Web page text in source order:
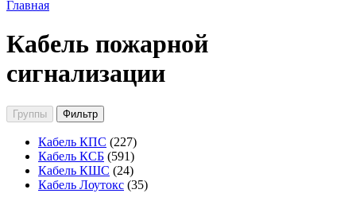
Главная
Кабель пожарной
сигнализации
Группы Фильтр
Кабель КПС (227)
Кабель КСБ (591)
Кабель КШС (24)
Кабель Лоутокс (35)